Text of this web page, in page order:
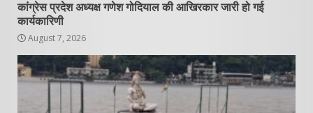
कांग्रेस प्रदेश अध्यक्ष गणेश गोदियाल की आखिरकार जारी हो गई
कार्यकारिणी
August 7, 2026